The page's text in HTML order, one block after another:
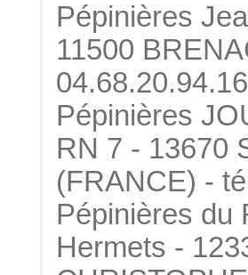
Pépinières
11500
04.68.20.94.16
Pépinières
RN 7 - 13670
(FRANCE) -
Pépinières du
Hermets -